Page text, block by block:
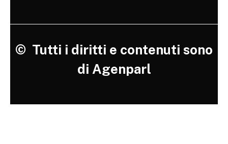
© Tutti i diritti e contenuti sono
di Agenparl